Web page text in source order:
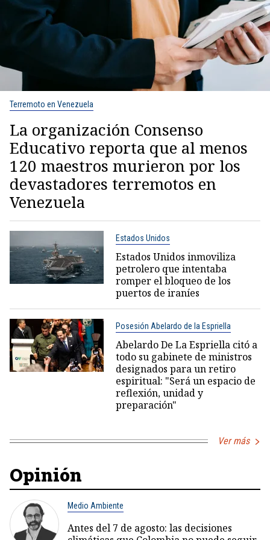
Terremoto en Venezuela
La organización Consenso
Educativo reporta que al menos
120 maestros murieron por los
devastadores terremotos en
Venezuela
Estados Unidos
Estados Unidos inmoviliza
petrolero que intentaba
romper el bloqueo de los
puertos de iraníes
Posesión Abelardo de la Espriella
Abelardo De La Espriella citó a
todo su gabinete de ministros
designados para un retiro
espiritual: "Será un espacio de
reflexión, unidad y
preparación"
Ver más
Opinión
Medio Ambiente
Antes del 7 de agosto: las decisiones